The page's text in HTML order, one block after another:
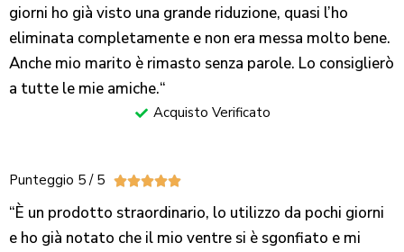
giorni ho già visto una grande riduzione, quasi l’ho
eliminata completamente e non era messa molto bene.
Anche mio marito è rimasto senza parole. Lo consiglierò
a tutte le mie amiche.“
Acquisto Verificato
Punteggio 5 / 5 
“È un prodotto straordinario, lo utilizzo da pochi giorni
e ho già notato che il mio ventre si è sgonfiato e mi